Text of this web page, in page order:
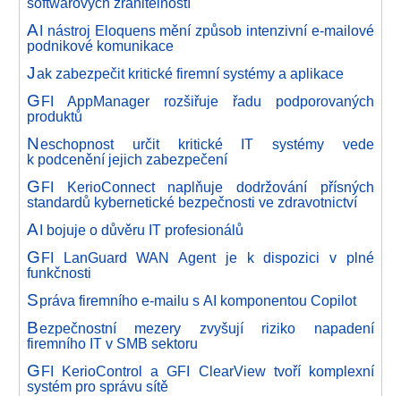
A I nástroj Eloquens mění způsob intenzivní e-mailové
podnikové komunikace
Jak zabezpečit kritické firemní systémy a aplikace
G FI AppManager rozšiřuje řadu podporovaných
produktů
Neschopnost určit kritické IT systémy vede
k podcenění jejich zabezpečení
G FI KerioConnect naplňuje dodržování přísných
standardů kybernetické bezpečnosti ve zdravotnictví
A I bojuje o důvěru IT profesionálů
G FI LanGuard WAN Agent je k dispozici v plné
funkčnosti
Správa firemního e-mailu s AI komponentou Copilot
Bezpečnostní mezery zvyšují riziko napadení
firemního IT v SMB sektoru
G FI KerioControl a GFI ClearView tvoří komplexní
systém pro správu sítě